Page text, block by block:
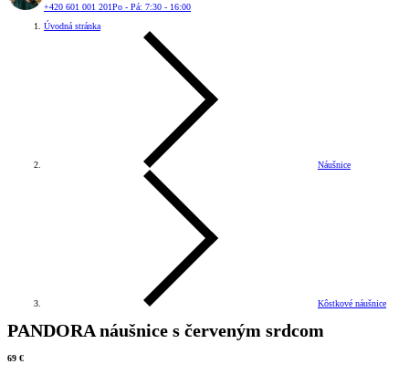
+420 601 001 201Po - Pá: 7:30 - 16:00
Úvodná stránka
Náušnice
Kôstkové náušnice
PANDORA náušnice s červeným srdcom
69 €